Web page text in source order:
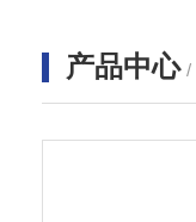
产品中心 /